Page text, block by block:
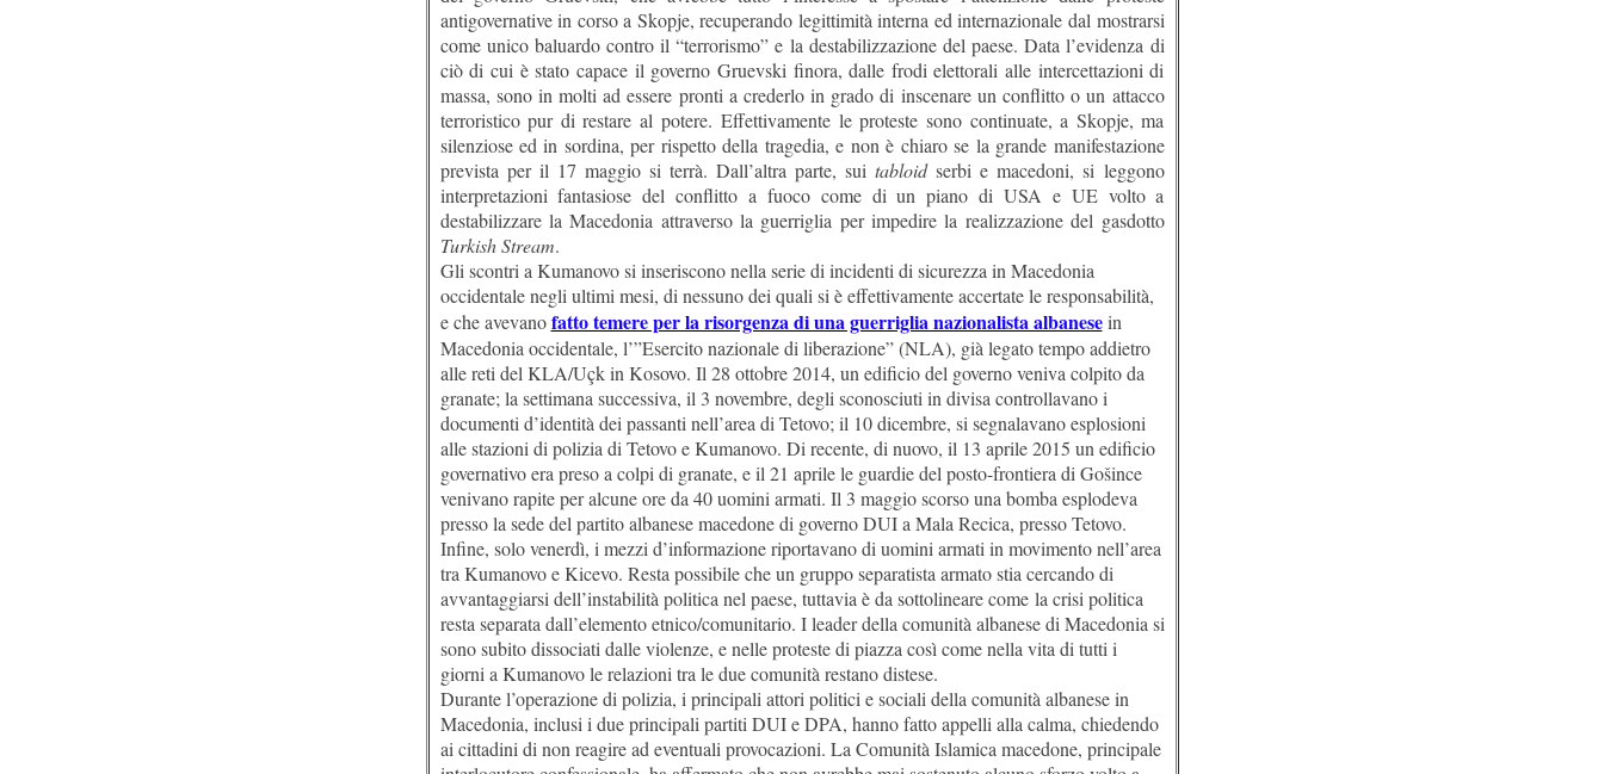
antigovernative in corso a Skopje, recuperando legittimità interna ed internazionale dal mostrarsi
come unico baluardo contro il “terrorismo” e la destabilizzazione del paese. Data l’evidenza di
ciò di cui è stato capace il governo Gruevski finora, dalle frodi elettorali alle intercettazioni di
massa, sono in molti ad essere pronti a crederlo in grado di inscenare un conflitto o un attacco
terroristico pur di restare al potere. Effettivamente le proteste sono continuate, a Skopje, ma
silenziose ed in sordina, per rispetto della tragedia, e non è chiaro se la grande manifestazione
prevista per il 17 maggio si terrà. Dall’altra parte, suitabloidserbi e macedoni, si leggono
interpretazioni fantasiose del conflitto a fuoco come di un piano di USA e UE volto a
destabilizzare la Macedonia attraverso la guerriglia per impedire la realizzazione del gasdotto
Turkish Stream.
Gli scontri a Kumanovo si inseriscono nella serie di incidenti di sicurezza in Macedonia
occidentale negli ultimi mesi, di nessuno dei quali si è effettivamente accertate le responsabilità,
e che avevanofatto temere per la risorgenza di una guerriglia nazionalista albanese in
Macedonia occidentale, l’”Esercito nazionale di liberazione” (NLA), già legato tempo addietro
alle reti del KLA/Uçk in Kosovo. Il 28 ottobre 2014, un edificio del governo veniva colpito da
granate; la settimana successiva, il 3 novembre, degli sconosciuti in divisa controllavano i
documenti d’identità dei passanti nell’area di Tetovo; il 10 dicembre, si segnalavano esplosioni
alle stazioni di polizia di Tetovo e Kumanovo. Di recente, di nuovo, il 13 aprile 2015 un edificio
governativo era preso a colpi di granate, e il 21 aprile le guardie del posto-frontiera di Gošince
venivano rapite per alcune ore da 40 uomini armati. Il 3 maggio scorso una bomba esplodeva
presso la sede del partito albanese macedone di governo DUI a Mala Recica, presso Tetovo.
Infine, solo venerdì, i mezzi d’informazione riportavano di uomini armati in movimento nell’area
tra Kumanovo e Kicevo. Resta possibile che un gruppo separatista armato stia cercando di
avvantaggiarsi dell’instabilità politica nel paese, tuttavia è da sottolineare come la crisi politica
resta separata dall’elemento etnico/comunitario. I leader della comunità albanese di Macedonia si
sono subito dissociati dalle violenze, e nelle proteste di piazza così come nella vita di tutti i
giorni a Kumanovo le relazioni tra le due comunità restano distese.
Durante l’operazione di polizia, i principali attori politici e sociali della comunità albanese in
Macedonia, inclusi i due principali partiti DUI e DPA, hanno fatto appelli alla calma, chiedendo
ai cittadini di non reagire ad eventuali provocazioni. La Comunità Islamica macedone, principale